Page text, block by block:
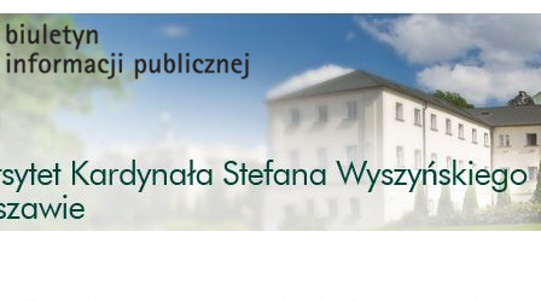
Przejdź do treści